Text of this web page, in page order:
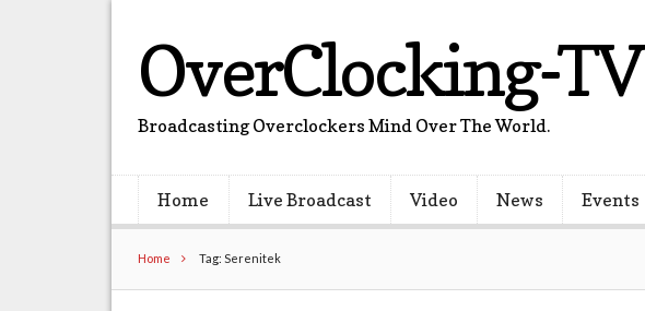
OverClocking-TV
Broadcasting Overclockers Mind Over The World.
Home Live Broadcast Video News Events
Home Tag: Serenitek